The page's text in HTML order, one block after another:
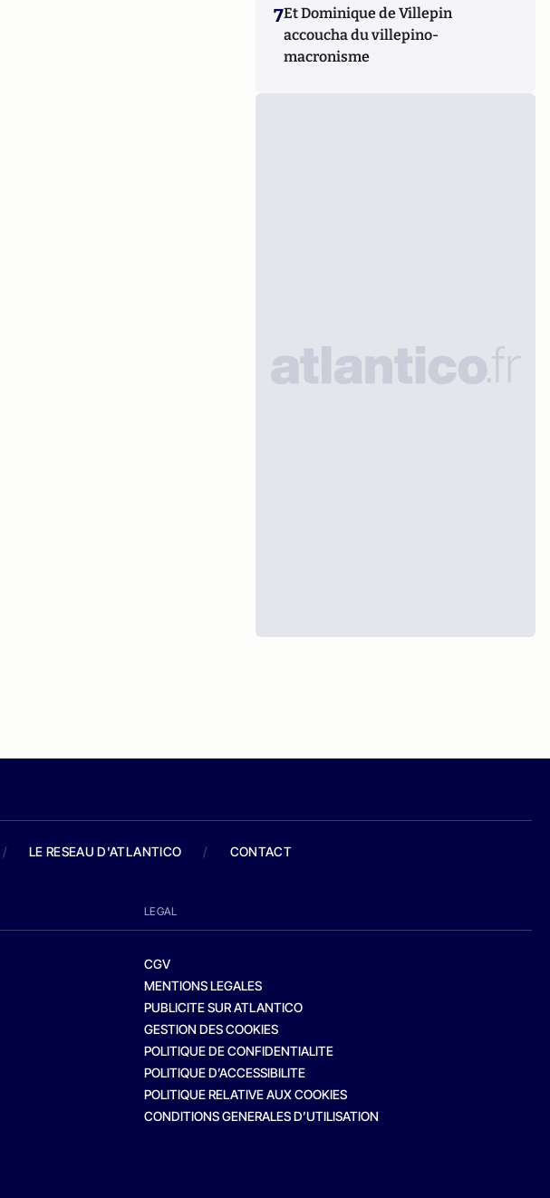
7Et Dominique de Villepin
accoucha du villepino-
macronisme
/ LE RESEAU D'ATLANTICO / CONTACT
LEGAL
CGV
MENTIONS LEGALES
PUBLICITE SUR ATLANTICO
GESTION DES COOKIES
POLITIQUE DE CONFIDENTIALITE
POLITIQUE D’ACCESSIBILITE
POLITIQUE RELATIVE AUX COOKIES
CONDITIONS GENERALES D’UTILISATION